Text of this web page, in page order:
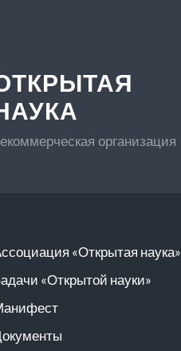
организация
«Открытая наука»
«Открытой науки»